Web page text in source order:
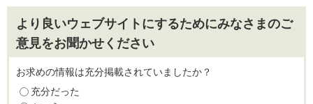
より良いウェブサイトにするためにみなさまのご
意見をお聞かせください
お求めの情報は充分掲載されていましたか？
充分だった